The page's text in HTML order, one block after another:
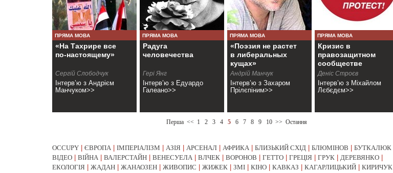
ПРЯМА МОВА
«На Тахрире все
по-настоящему»
Сергій Слободчук
Інтерв’ю з Андрієм
Манчуком>>
ПРЯМА МОВА
Радуга
человечества
Гері Янг
Інтерв’ю з Едуардо
Галеано>>
ПРЯМА МОВА
«Поэзия не растет
в либеральных
кущах»
Андрій Манчук
Інтерв’ю з Захаром
Прілєпіним>>
ПРЯМА МОВА
Кризис в
правозащитном
сообществе
Украины
Деніс Строєв
Інтерв’ю з Міхайлом
Лєбєдєм>>
Перша << 1 2 3 4 5 6 7 8 9 10 >> Остання
OCCUPY ЄВРОПА ІМПЕРІАЛІЗМ АЗІЯ АРСЕНАЛ АФРИКА БЛИЗЬКИЙ СХІД БЛЮМІНОВ БУТКАЛЮК
ВІДЕО
ВІЙНА ВАЛЕРСТАЙН ВЕНЕСУЕЛА ВЛЧЕК ВОРОНОВ ГЕТТО ГРЕЦІЯ ГРУК ДЕРЕВЯНКО
ЕКОЛОГІЯ
ЖАДАН ЖАНАОЗЕН ЖИВОПИС ЖИЖЕК ЗМІ КІНО КАВКАЗ КАГАРЛИЦЬКИЙ КИРИЧУК